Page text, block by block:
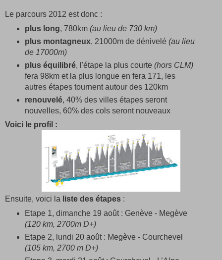
Le parcours 2012 est donc :
plus long, 780km (au lieu de 730 km)
plus montagneux, 21000m de dénivelé (au lieu
de 17000m)
plus équilibré, l'étape la plus courte (hors CLM)
fera 98km et la plus longue en fera 171, les
autres étapes tournent autour des 120km
renouvelé, 40% des villes étapes seront
nouvelles, 60% des cols seront nouveaux
Voici le profil :
Ensuite, voici la liste des étapes :
Etape 1, dimanche 19 août : Genève - Megève
(120 km, 2700m D+)
Etape 2, lundi 20 août : Megève - Courchevel
(105 km, 2700 m D+)